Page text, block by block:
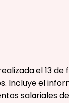
el 13
Incluye el
salariales de